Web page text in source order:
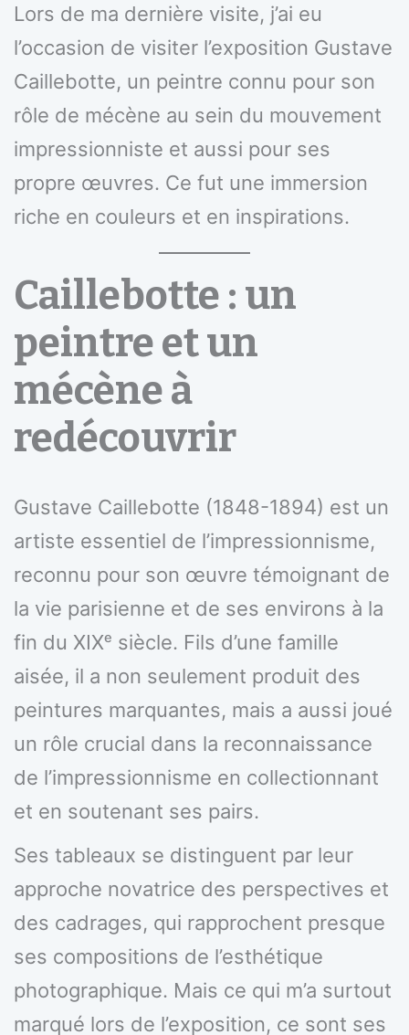
Lors de ma dernière visite, j’ai eu
l’occasion de visiter l’exposition Gustave
Caillebotte, un peintre connu pour son
rôle de mécène au sein du mouvement
impressionniste et aussi pour ses
propre œuvres. Ce fut une immersion
riche en couleurs et en inspirations.
Caillebotte : un
peintre et un
mécène à
redécouvrir
Gustave Caillebotte (1848-1894) est un
artiste essentiel de l’impressionnisme,
reconnu pour son œuvre témoignant de
la vie parisienne et de ses environs à la
fin du XIXᵉ siècle. Fils d’une famille
aisée, il a non seulement produit des
peintures marquantes, mais a aussi joué
un rôle crucial dans la reconnaissance
de l’impressionnisme en collectionnant
et en soutenant ses pairs.
Ses tableaux se distinguent par leur
approche novatrice des perspectives et
des cadrages, qui rapprochent presque
ses compositions de l’esthétique
photographique. Mais ce qui m’a surtout
marqué lors de l’exposition, ce sont ses